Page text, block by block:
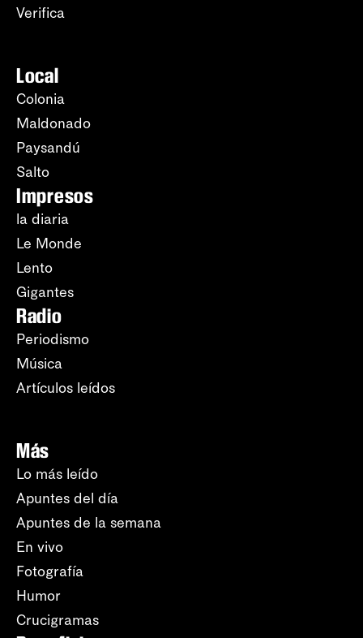
Verifica
Local
Colonia
Maldonado
Paysandú
Salto
Impresos
la diaria
Le Monde
Lento
Gigantes
Radio
Periodismo
Música
Artículos leídos
Más
Lo más leído
Apuntes del día
Apuntes de la semana
En vivo
Fotografía
Humor
Crucigramas